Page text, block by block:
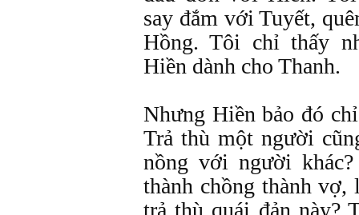
say đắm với Tuyết,
Hồng. Tôi chỉ thấy
Hiền dành cho Thanh.
Nhưng Hiền bảo đó
Trả thù một người
nồng với người
thành chồng thành